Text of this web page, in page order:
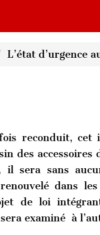
L’état d’urgence
reconduit, cet
des
il sera sans
dans
de loi
examiné à